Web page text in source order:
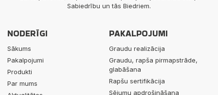
Sabiedrību un tās Biedriem.
NODERĪGI
Sākums
Pakalpojumi
Produkti
Par mums
PAKALPOJUMI
Graudu realizācija
Graudu, rapša pirmapstrāde,
glabāšana
Rapšu sertifikācija
Sējumu apdrošināšana